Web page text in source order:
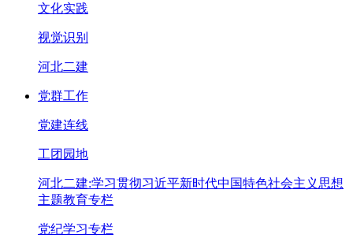
文化实践
视觉识别
河北二建
党群工作
党建连线
工团园地
河北二建:学习贯彻习近平新时代中国特色社会主义思想
主题教育专栏
党纪学习专栏